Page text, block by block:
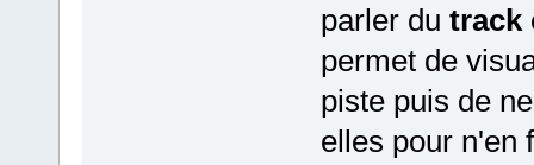
parler du track
permet de
piste puis de
elles pour n'en